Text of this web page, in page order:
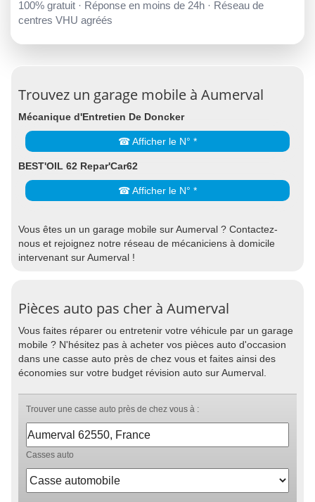
100% gratuit · Réponse en moins de 24h · Réseau de
centres VHU agréés
Trouvez un garage mobile à Aumerval
Mécanique d'Entretien De Doncker
☎ Afficher le N° *
BEST'OIL 62 Repar'Car62
☎ Afficher le N° *
Vous êtes un un garage mobile sur Aumerval ? Contactez-
nous et rejoignez notre réseau de mécaniciens à domicile
intervenant sur Aumerval !
Pièces auto pas cher à Aumerval
Vous faites réparer ou entretenir votre véhicule par un garage
mobile ? N'hésitez pas à acheter vos pièces auto d'occasion
dans une casse auto près de chez vous et faites ainsi des
économies sur votre budget révision auto sur Aumerval.